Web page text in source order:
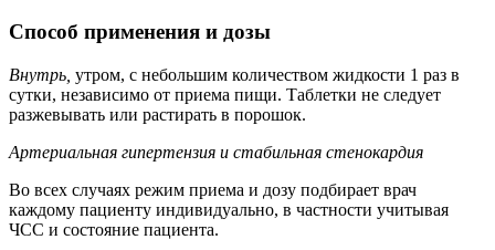
Способ применения и дозы
Внутрь, утром, с небольшим количеством жидкости 1 раз в
сутки, независимо от приема пищи. Таблетки не следует
разжевывать или растирать в порошок.
Артериальная гипертензия и стабильная стенокардия
Во всех случаях режим приема и дозу подбирает врач
каждому пациенту индивидуально, в частности учитывая
ЧСС и состояние пациента.